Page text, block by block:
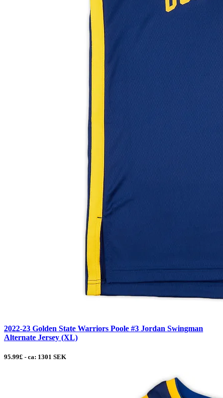
2022-23 Golden State Warriors Poole #3 Jordan Swingman
Alternate Jersey (XL)
95.99£ - ca: 1301 SEK